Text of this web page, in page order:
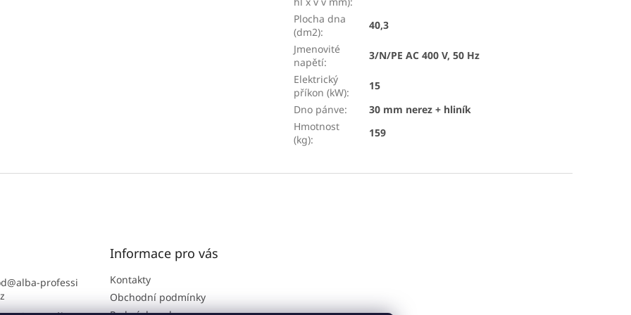
Plocha dna
(dm2):
40,3
Jmenovité
napětí:
3/N/PE AC 400 V, 50 Hz
Elektrický
příkon (kW):
15
Dno pánve:
30 mm nerez + hliník
Hmotnost
(kg):
159
@alba-professi
Informace pro vás
Kontakty
Obchodní podmínky